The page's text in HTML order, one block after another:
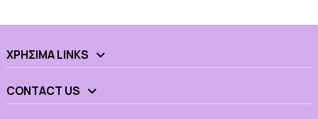
ΧΡΉΣΙΜΑ LINKS
CONTACT US